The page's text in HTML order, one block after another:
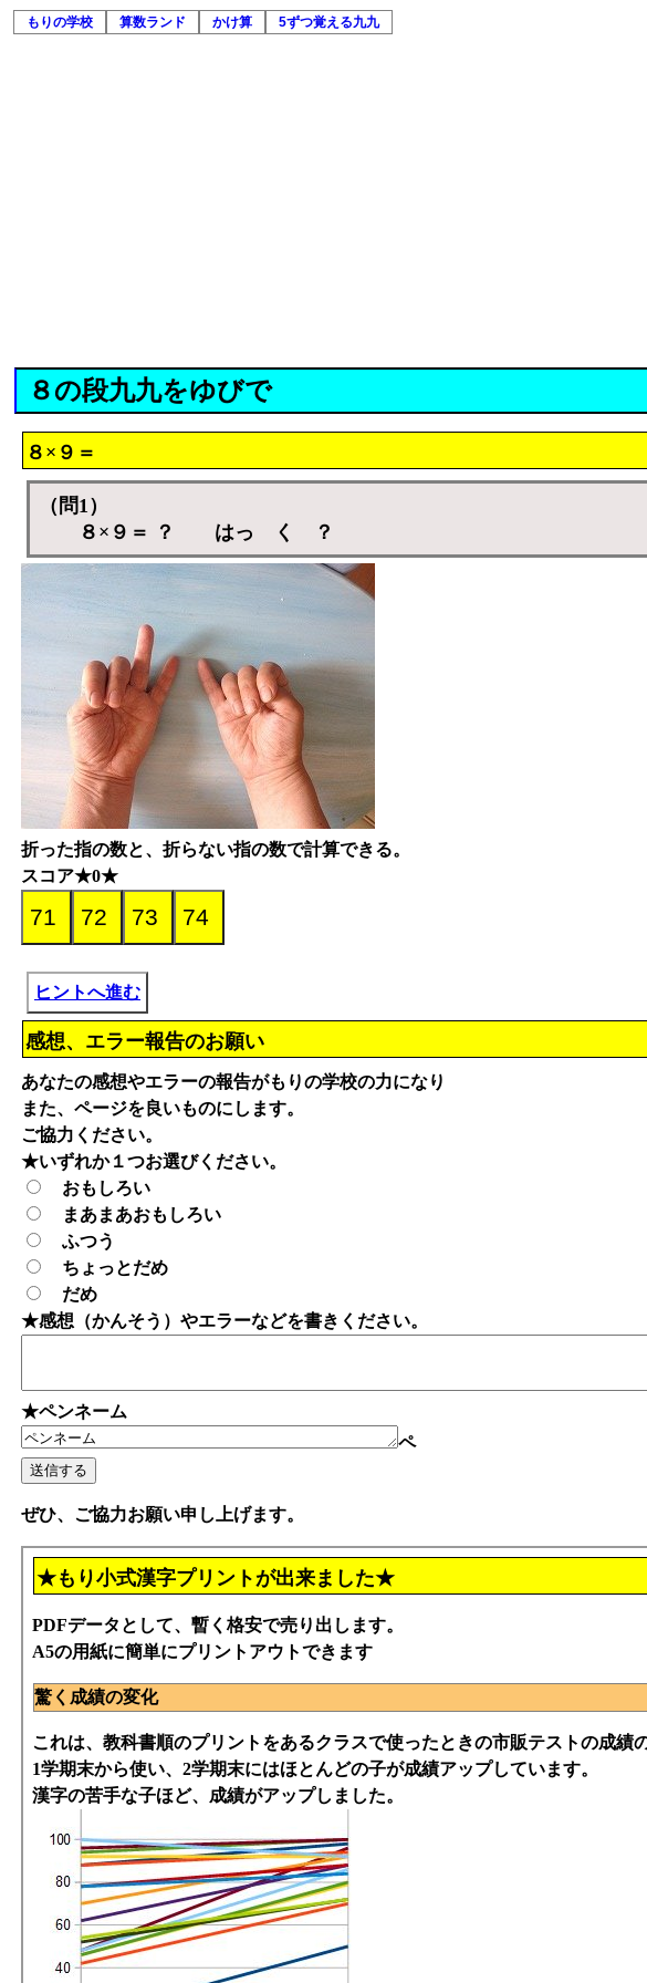
もりの学校 算数ランド かけ算 5ずつ覚える九九
８の段九九をゆびで
８×９＝
（問1）
８×９＝ ？ はっ く ？
折った指の数と、折らない指の数で計算できる。
スコア★0★
ヒントへ進む
感想、エラー報告のお願い
あなたの感想やエラーの報告がもりの学校の力になり
また、ページを良いものにします。
ご協力ください。
★いずれか１つお選びください。
おもしろい
まあまあおもしろい
ふつう
ちょっとだめ
だめ
★感想（かんそう）やエラーなどを書きください。
★ペンネーム
ペ
ぜひ、ご協力お願い申し上げます。